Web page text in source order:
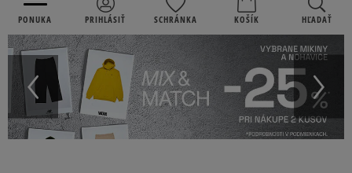
PONUKA PRIHLÁSIŤ SCHRÁNKA KOŠÍK HĽADAŤ